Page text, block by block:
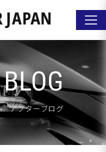
アフターブログ